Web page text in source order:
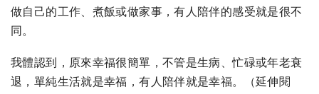
做自己的工作、煮飯或做家事，有人陪伴的感受就是很不
同。
我體認到，原來幸福很簡單，不管是生病、忙碌或年老衰
退，單純生活就是幸福，有人陪伴就是幸福。（延伸閱